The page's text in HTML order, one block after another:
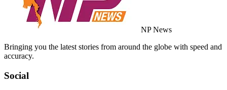
NP News
Bringing you the latest stories from around the globe with speed and
accuracy.
Social